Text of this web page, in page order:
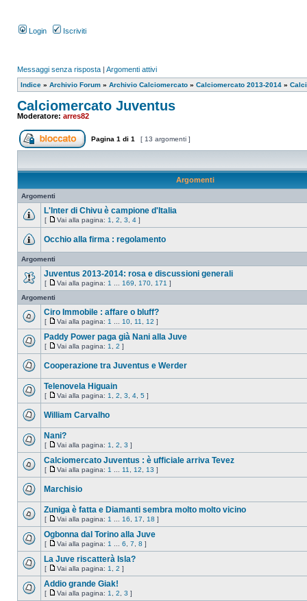
Login Iscriviti
Messaggi senza risposta | Argomenti attivi
Indice » Archivio Forum » Archivio Calciomercato » Calciomercato 2013-2014 »
Calciomercato Juventus
Moderatore: arres82
Pagina 1 di 1 [ 13 argomenti ]
Argomenti
Argomenti
L'Inter di Chivu è campione d'Italia
[ Vai alla pagina: 1 2 3 4 ]
Occhio alla firma : regolamento
Argomenti
Juventus 2013-2014: rosa e discussioni generali
[ Vai alla pagina: 1 169 170 171 ]
Argomenti
Ciro Immobile : affare o bluff?
[ Vai alla pagina: 1 10 11 12 ]
Paddy Power paga già Nani alla Juve
[ Vai alla pagina: 1 2 ]
Cooperazione tra Juventus e Werder
Telenovela Higuain
[ Vai alla pagina: 1 2 3 4 5 ]
William Carvalho
Nani?
[ Vai alla pagina: 1 2 3 ]
Calciomercato Juventus : è ufficiale arriva Tevez
[ Vai alla pagina: 1 11 12 13 ]
Marchisio
Zuniga è fatta e Diamanti sembra molto molto vicino
[ Vai alla pagina: 1 16 17 18 ]
Ogbonna dal Torino alla Juve
[ Vai alla pagina: 1 6 7 8 ]
La Juve riscatterà Isla?
[ Vai alla pagina: 1 2 ]
Addio grande Giak!
[ Vai alla pagina: 1 2 3 ]